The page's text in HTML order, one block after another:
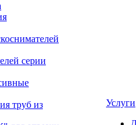
серии
труб из
Услуги